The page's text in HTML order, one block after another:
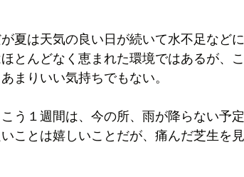
夏は天気の良い日が続いて水不足など
とんどなく恵まれた環境ではあるが、
まりいい気持ちでもない。
う１週間は、今の所、雨が降らない予
ことは嬉しいことだが、痛んだ芝生を